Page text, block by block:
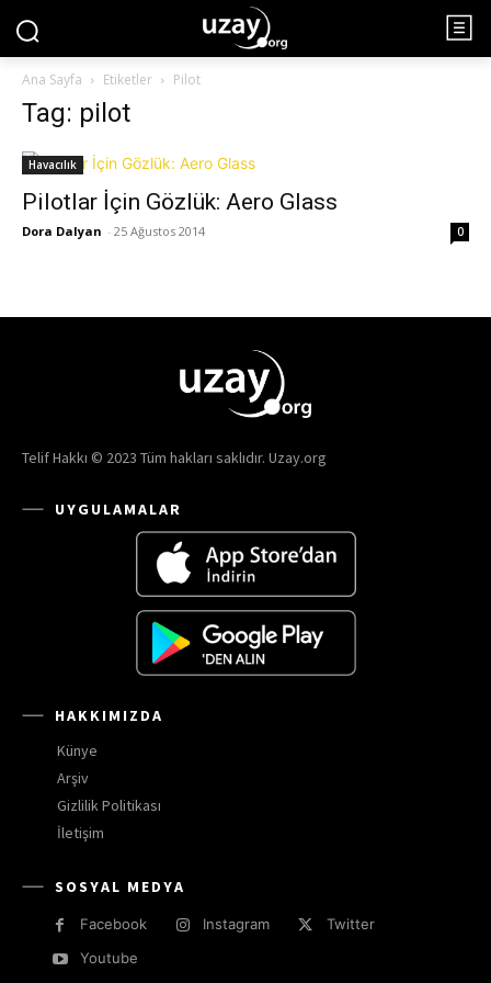
Ana Sayfa Etiketler Pilot
Tag: pilot
Havacılık
Pilotlar İçin Gözlük: Aero Glass
Dora Dalyan - 25 Ağustos 2014 0
Telif Hakkı © 2023 Tüm hakları saklıdır. Uzay.org
UYGULAMALAR
HAKKIMIZDA
Künye
Arşiv
Gizlilik Politikası
İletişim
SOSYAL MEDYA
Facebook Instagram
Twitter
Youtube